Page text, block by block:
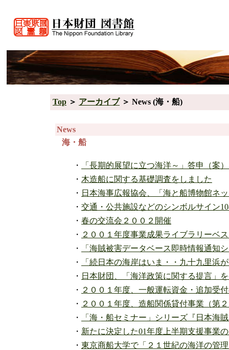
Top ＞ アーカイブ＞ News (海・船)
News
海・船
・
「長期的展望に立つ海洋～」答申（案
・ 木造船に関する基礎調査をしました
・ 日本海事広報協会、「海と船博物館ネ
・ 交通・公共施設などのシンボルサイン
・ 春の交流会２００２開催
・ ２００１年度事業成果ライブラリーベ
・
「海賊被害データベース即時情報通知
・
「続日本の海岸はいま・・九十九里浜
・ 日本財団、「海洋政策に関する提言」
・ ２００１年度、一般運転資金・追加受
・ ２００１年度、造船関係貸付事業（第
・
「海・船セミナー」シリーズ『日本海
・ 新たに決定した01年度上半期支援事業
・ 東京商船大学で「２１世紀の海洋の管